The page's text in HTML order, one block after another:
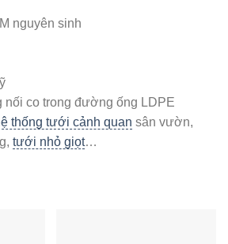
nguyên sinh
nối co trong đường ống LDPE
thống tưới cảnh quan sân vườn,
tưới nhỏ giọt…